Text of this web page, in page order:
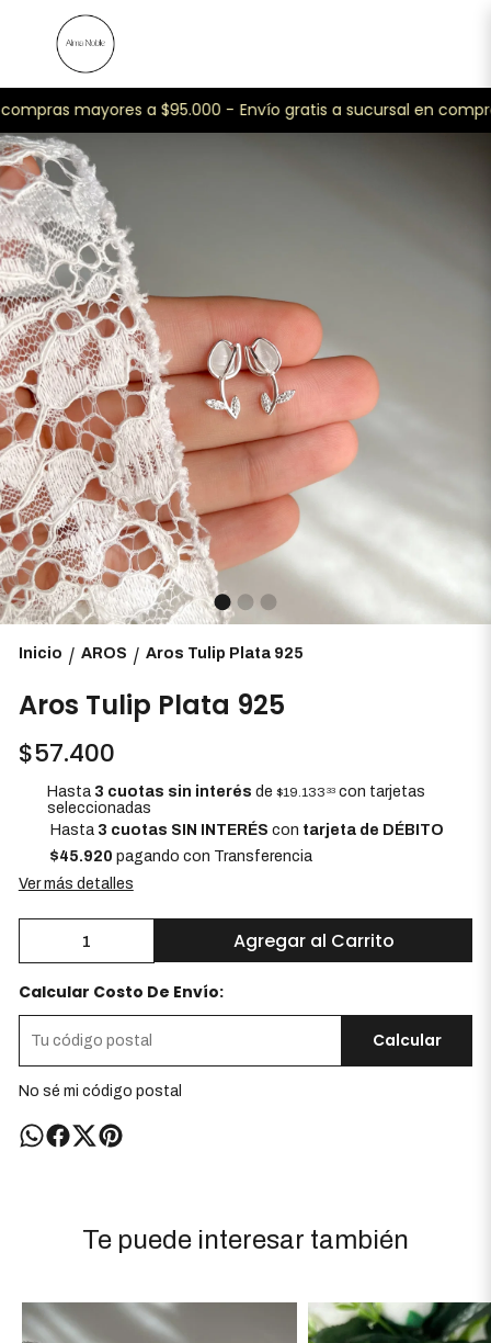
mayores a $95.000 - Envío gratis a sucursal en
Inicio / AROS / Aros Tulip Plata 925
Aros Tulip Plata 925
$57.400
Hasta 3 cuotas sin interés de $19.133 33con tarjetas
seleccionadas
Hasta 3 cuotas SIN INTERÉS con tarjeta de DÉBITO
$45.920 pagando con Transferencia
Ver más detalles
Agregar al Carrito
Calcular Costo De Envío:
Calcular
No sé mi código postal
Te puede interesar también